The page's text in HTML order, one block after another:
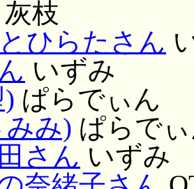
灰枝
ひらたさん
いずみ
ぱらでぃん
み) ぱらで
さん いずみ